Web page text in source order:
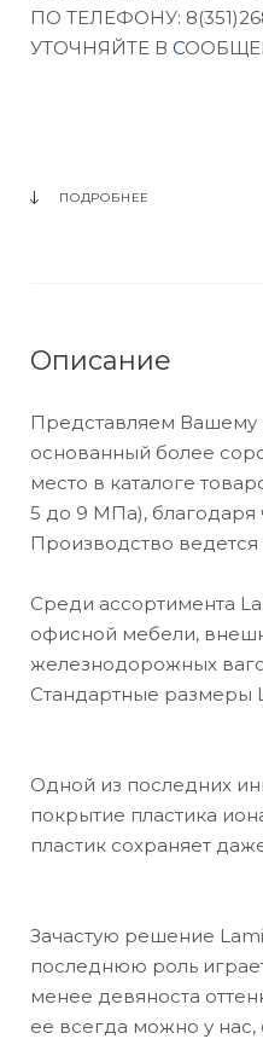
ПО ТЕЛЕФОНУ:
УТОЧНЯЙТЕ В С
ПОДРОБНЕЕ
Описание
Представляем Вашему
основанный более
место в каталоге
5 до 9 МПа), благодаря
Производство ведется
Среди ассортимента
офисной мебели,
железнодорожных
Стандартные размеры
Одной из последних
покрытие пластика
пластик сохраняет
Зачастую решение
последнюю роль
менее девяноста
ее всегда можно у нас,